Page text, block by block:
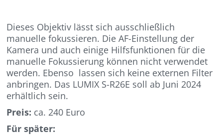
Dieses Objektiv lässt sich ausschließlich
manuelle fokussieren. Die AF-Einstellung der
Kamera und auch einige Hilfsfunktionen für die
manuelle Fokussierung können nicht verwendet
werden. Ebenso lassen sich keine externen Filter
anbringen. Das LUMIX S-R26E soll ab Juni 2024
erhältlich sein.
Preis: ca. 240 Euro
Für später: